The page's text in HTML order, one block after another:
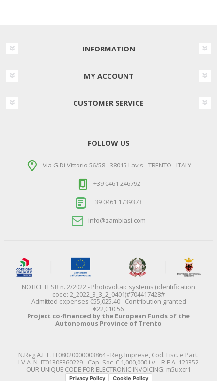
INFORMATION
MY ACCOUNT
CUSTOMER SERVICE
FOLLOW US
Via G.Di Vittorio 56/58 - 38015 Lavis - TRENTO - ITALY
+39 0461 246792
+39 0461 1739373
info@zambiasi.com
NOTICE FESR n. 2/2022 - Photovoltaic systems (identification
code: 2_2022_3_3_2_0401)#704417428#
Admitted expenses €55,025.40 - Contribution granted
€22,010.56
Project co-financed by the European Funds of the
Autonomous Province of Trento
N.Reg.A.E.E. IT08020000003864 - Reg. Imprese, Cod. Fisc. e Part.
I.V.A. N. IT01308360229 - Cap. Soc. € 1,000,000 i.v. - R.E.A. 129352
OUR UNIQUE CODE FOR ELECTRONIC INVOICING: m5uxcr1
Privacy Policy Cookie Policy